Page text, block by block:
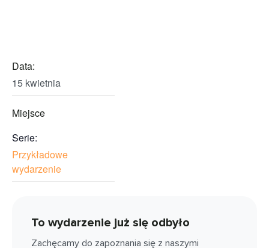
Data:
15 kwietnia
Miejsce
Serie:
Przykładowe
wydarzenie
To wydarzenie już się odbyło
Zachęcamy do zapoznania się z naszymi